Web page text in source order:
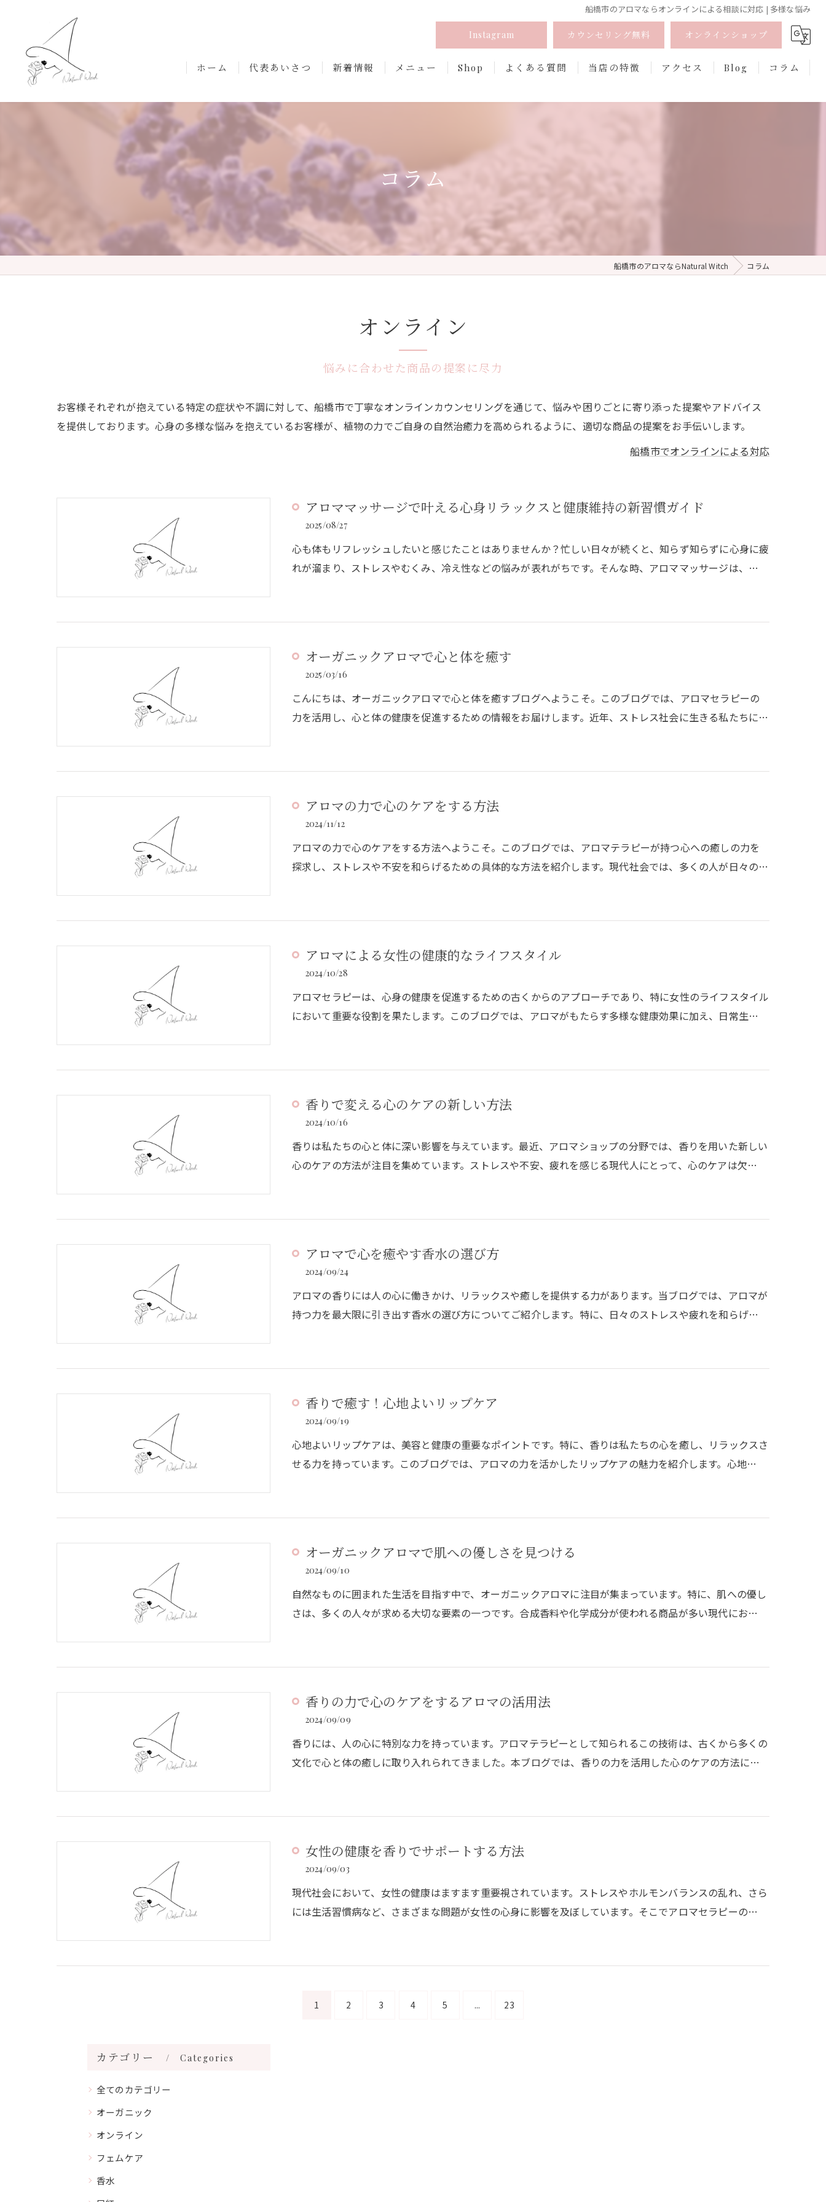
船橋市のアロマならオンラインによる相談に対応 | 多様な悩み
Instagram カウンセリング無料 オンラインショップ
ホーム 代表あいさつ 新着情報 メニュー Shop よくある質問 当店の特徴 アクセス Blog コラム
コラム
船橋市のアロマならNatural Witch コラム
オンライン
悩みに合わせた商品の提案に尽力
お客様それぞれが抱えている特定の症状や不調に対して、船橋市で丁寧なオンラインカウンセリングを通じて、悩みや困りごとに寄り添った提案やアドバイス
を提供しております。心身の多様な悩みを抱えているお客様が、植物の力でご自身の自然治癒力を高められるように、適切な商品の提案をお手伝いします。
船橋市でオンラインによる対応
アロママッサージで叶える心身リラックスと健康維持の新習慣ガイド
2025/08/27
心も体もリフレッシュしたいと感じたことはありませんか？忙しい日々が続くと、知らず知らずに心身に疲
れが溜まり、ストレスやむくみ、冷え性などの悩みが表れがちです。そんな時、アロママッサージは、…
オーガニックアロマで心と体を癒す
2025/03/16
こんにちは、オーガニックアロマで心と体を癒すブログへようこそ。このブログでは、アロマセラピーの
力を活用し、心と体の健康を促進するための情報をお届けします。近年、ストレス社会に生きる私たちに…
アロマの力で心のケアをする方法
2024/11/12
アロマの力で心のケアをする方法へようこそ。このブログでは、アロマテラピーが持つ心への癒しの力を
探求し、ストレスや不安を和らげるための具体的な方法を紹介します。現代社会では、多くの人が日々の…
アロマによる女性の健康的なライフスタイル
2024/10/28
アロマセラピーは、心身の健康を促進するための古くからのアプローチであり、特に女性のライフスタイル
において重要な役割を果たします。このブログでは、アロマがもたらす多様な健康効果に加え、日常生…
香りで変える心のケアの新しい方法
2024/10/16
香りは私たちの心と体に深い影響を与えています。最近、アロマショップの分野では、香りを用いた新しい
心のケアの方法が注目を集めています。ストレスや不安、疲れを感じる現代人にとって、心のケアは欠…
アロマで心を癒やす香水の選び方
2024/09/24
アロマの香りには人の心に働きかけ、リラックスや癒しを提供する力があります。当ブログでは、アロマが
持つ力を最大限に引き出す香水の選び方についてご紹介します。特に、日々のストレスや疲れを和らげ…
香りで癒す！心地よいリップケア
2024/09/19
心地よいリップケアは、美容と健康の重要なポイントです。特に、香りは私たちの心を癒し、リラックスさ
せる力を持っています。このブログでは、アロマの力を活かしたリップケアの魅力を紹介します。心地…
オーガニックアロマで肌への優しさを見つける
2024/09/10
自然なものに囲まれた生活を目指す中で、オーガニックアロマに注目が集まっています。特に、肌への優し
さは、多くの人々が求める大切な要素の一つです。合成香料や化学成分が使われる商品が多い現代にお…
香りの力で心のケアをするアロマの活用法
2024/09/09
香りには、人の心に特別な力を持っています。アロマテラピーとして知られるこの技術は、古くから多くの
文化で心と体の癒しに取り入れられてきました。本ブログでは、香りの力を活用した心のケアの方法に…
女性の健康を香りでサポートする方法
2024/09/03
現代社会において、女性の健康はますます重要視されています。ストレスやホルモンバランスの乱れ、さら
には生活習慣病など、さまざまな問題が女性の心身に影響を及ぼしています。そこでアロマセラピーの…
1 2 3 4 5 ... 23
カテゴリー Categories
全てのカテゴリー
オーガニック
オンライン
フェムケア
香水